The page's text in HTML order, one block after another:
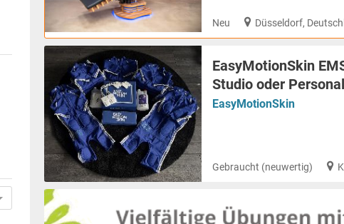
Neu Düsseldorf,
EasyMotionSkin
Studio oder
EasyMotionSkin
Gebraucht (neuwertig)